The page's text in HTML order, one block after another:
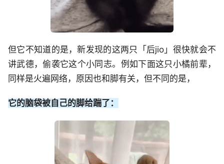
但它不知道的是，新发现的这两只「后jio」很快就会不
讲武德，偷袭它这个小同志。例如下面这只小橘前辈，
同样是火遍网络，原因也和脚有关，但不同的是，
它的脑袋被自己的脚给踹了：